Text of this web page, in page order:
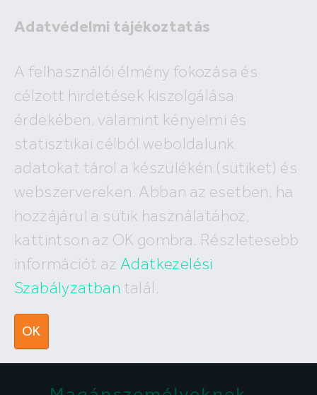
Adatvédelmi tájékoztatás
A felhasználói élmény fokozása és
célzott hirdetések kiszolgálása
érdekében, valamint kényelmi és
statisztikai célból weboldalunk
adatokat tárol a készülékén (sütiket) és
webszervereken. Abban az esetben, ha
hozzájárul a sütik használatához,
kattintson az OK gombra. Részletesebb
információt az Adatkezelési
Szabályzatban talál.
OK
A megadott ingatlan már nem
szerepel az adatbázisunkban!
Hívj minket
+36 (30) 550 5566
Írj nekünk